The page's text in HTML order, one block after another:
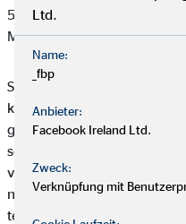
50667 Köln
Mail:beschwerden@ovb.de
Sofern im Falle einer
keine einvernehmliche
gefunden werden kann, ist
sofern die
verpflichtet, an einem
nachstehenden
teilzunehmen:
Ltd.
Name:
_fbp
Anbieter:
Facebook Ireland Ltd.
Zweck:
Verknüpfung mit